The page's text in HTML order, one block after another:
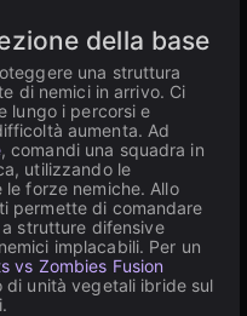
della base
una struttura
di nemici in arrivo. Ci
lungo i percorsi e
aumenta. Ad
, comandi una squadra in
utilizzando le
le forze nemiche. Allo
ti permette di comandare
strutture difensive
implacabili. Per un
vs Zombies Fusion
di unità vegetali ibride sul